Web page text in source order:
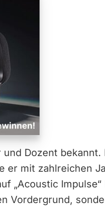
Dozent bekannt.
er mit zahlreichen
„Acoustic
Vordergrund,